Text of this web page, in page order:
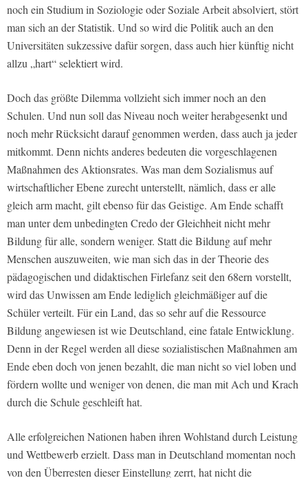
noch ein Studium in Soziologie oder Soziale Arbeit absolviert, stört
man sich an der Statistik. Und so wird die Politik auch an den
Universitäten sukzessive dafür sorgen, dass auch hier künftig nicht
allzu „hart“ selektiert wird.
Doch das größte Dilemma vollzieht sich immer noch an den
Schulen. Und nun soll das Niveau noch weiter herabgesenkt und
noch mehr Rücksicht darauf genommen werden, dass auch ja jeder
mitkommt. Denn nichts anderes bedeuten die vorgeschlagenen
Maßnahmen des Aktionsrates. Was man dem Sozialismus auf
wirtschaftlicher Ebene zurecht unterstellt, nämlich, dass er alle
gleich arm macht, gilt ebenso für das Geistige. Am Ende schafft
man unter dem unbedingten Credo der Gleichheit nicht mehr
Bildung für alle, sondern weniger. Statt die Bildung auf mehr
Menschen auszuweiten, wie man sich das in der Theorie des
pädagogischen und didaktischen Firlefanz seit den 68ern vorstellt,
wird das Unwissen am Ende lediglich gleichmäßiger auf die
Schüler verteilt. Für ein Land, das so sehr auf die Ressource
Bildung angewiesen ist wie Deutschland, eine fatale Entwicklung.
Denn in der Regel werden all diese sozialistischen Maßnahmen am
Ende eben doch von jenen bezahlt, die man nicht so viel loben und
fördern wollte und weniger von denen, die man mit Ach und Krach
durch die Schule geschleift hat.
Alle erfolgreichen Nationen haben ihren Wohlstand durch Leistung
und Wettbewerb erzielt. Dass man in Deutschland momentan noch
von den Überresten dieser Einstellung zerrt, hat nicht die